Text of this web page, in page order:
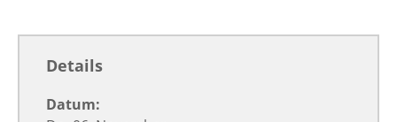
Details
Datum: